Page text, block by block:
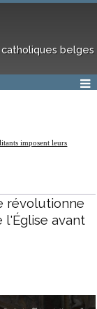
belges
imposent leurs
révolutionne
l'Église avant